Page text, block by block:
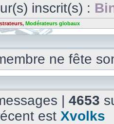
inscrit(s) :
, Modérateurs globaux
ne fête
| 4653
est Xvolks